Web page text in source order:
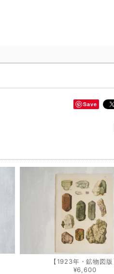
Save
【1923年・鉱物図版
¥6,600